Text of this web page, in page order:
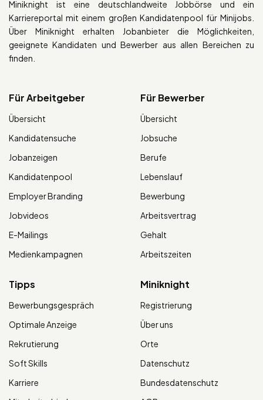
Miniknight ist eine deutschlandweite Jobbörse und ein
Karriereportal mit einem großen Kandidatenpool für Minijobs.
Über Miniknight erhalten Jobanbieter die Möglichkeiten,
geeignete Kandidaten und Bewerber aus allen Bereichen zu
finden.
Für Arbeitgeber
Übersicht
Kandidatensuche
Jobanzeigen
Kandidatenpool
Employer Branding
Jobvideos
E-Mailings
Medienkampagnen
Für Bewerber
Übersicht
Jobsuche
Berufe
Lebenslauf
Bewerbung
Arbeitsvertrag
Gehalt
Arbeitszeiten
Tipps
Bewerbungsgespräch
Optimale Anzeige
Rekrutierung
Soft Skills
Karriere
Miniknight
Registrierung
Über uns
Orte
Datenschutz
Bundesdatenschutz